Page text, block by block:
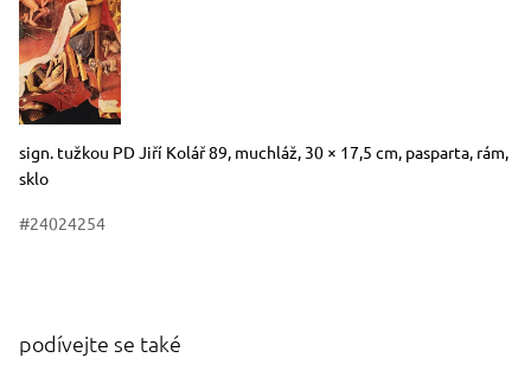
Rozměry
Stručný popis předmětu
sign. tužkou PD Jiří Kolář 89, muchláž, 30 × 17,5 cm, pasparta, rám,
sklo
#24024254
podívejte se také